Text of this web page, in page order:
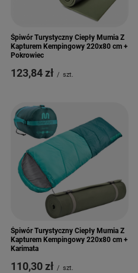
Śpiwór Turystyczny Ciepły Mumia Z
Kapturem Kempingowy 220x80 cm +
Pokrowiec
123,84 zł / szt.
Śpiwór Turystyczny Ciepły Mumia Z
Kapturem Kempingowy 220x80 cm +
Karimata
110,30 zł / szt.